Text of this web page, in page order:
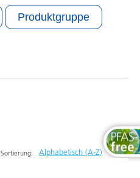
Produktgruppe
Sortierung: Alphabetisch (A-Z)